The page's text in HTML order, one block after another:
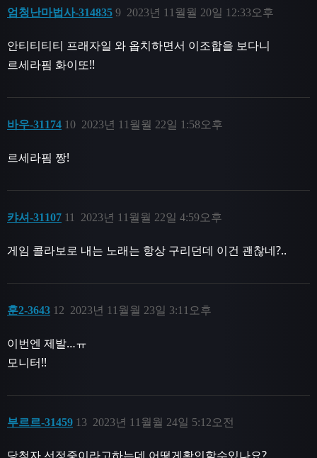
엄청난마법사-314835 2023년 11월월 20일 12:33오후
9
안티티티티 프래자일 와 옵치하면서 이조합을 보다니
르세라핌 화이또!!
바우-31174 2023년 11월월 22일 1:58오후
10
르세라핌 짱!
캬셔-31107 2023년 11월월 22일 4:59오후
11
게임 콜라보로 내는 노래는 항상 구리던데 이건 괜찮네?..
훈2-3643 2023년 11월월 23일 3:11오후
12
이번엔 제발…ㅠ
모니터!!
부르르-31459 2023년 11월월 24일 5:12오전
13